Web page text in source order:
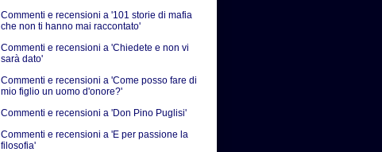
Commenti e recensioni a '101 storie di mafia
che non ti hanno mai raccontato'
Commenti e recensioni a 'Chiedete e non vi
sarà dato'
Commenti e recensioni a 'Come posso fare di
mio figlio un uomo d'onore?'
Commenti e recensioni a 'Don Pino Puglisi'
Commenti e recensioni a 'E per passione la
filosofia'